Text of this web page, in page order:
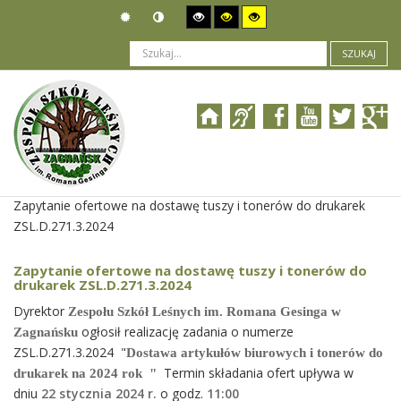
SZUKAJ
Jesteś tutaj: Zamówienia publiczne
Wszczęcie postępowania
Zapytanie ofertowe na dostawę tuszy i tonerów do drukarek
ZSL.D.271.3.2024
Zapytanie ofertowe na dostawę tuszy i tonerów do
drukarek ZSL.D.271.3.2024
Dyrektor Zespołu Szkół Leśnych im. Romana Gesinga w
Zagnańsku ogłosił realizację zadania o numerze
ZSL.D.271.3.2024 "Dostawa artykułów biurowych i tonerów do
drukarek na 2024 rok "
Termin składania ofert upływa w
dniu 22 stycznia 2024 r. o godz. 11:00